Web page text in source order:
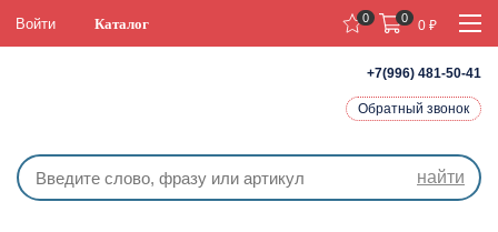
+7(996) 481-50-41
Обратный звонок
Войти Каталог
найти
0 0
0 ₽